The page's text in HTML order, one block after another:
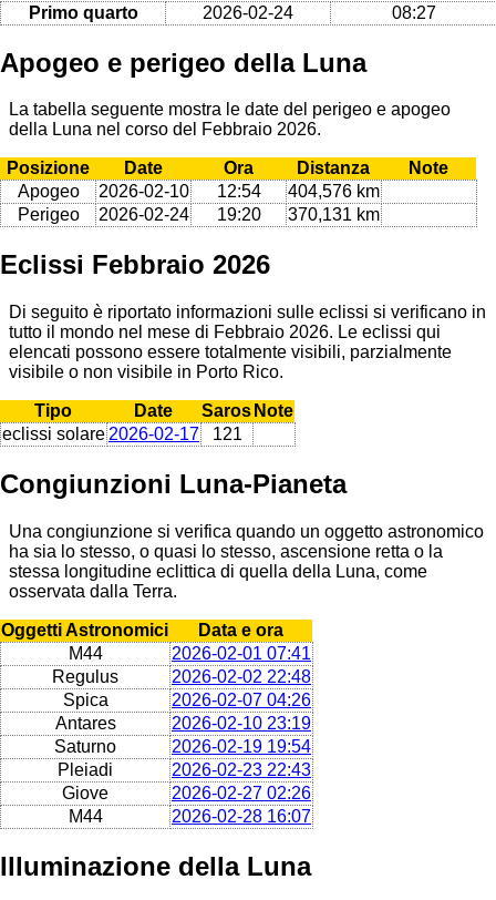
Primo quarto
2026-02-24 08:27
Apogeo e perigeo della Luna
La tabella seguente mostra le date del perigeo e apogeo
della Luna nel corso del Febbraio 2026.
Posizione Date Ora Distanza
Note
Apogeo
2026-02-10 12:54
404,576 km
Perigeo
2026-02-24 19:20 370,131 km
Eclissi Febbraio 2026
Di seguito è riportato informazioni sulle eclissi si verificano in
tutto il mondo nel mese di Febbraio 2026. Le eclissi qui
elencati possono essere totalmente visibili, parzialmente
visibile o non visibile in Porto Rico.
Tipo Date Saros Note
eclissi solare 2026-02-17 121
Congiunzioni Luna-Pianeta
Una congiunzione si verifica quando un oggetto astronomico
ha sia lo stesso, o quasi lo stesso, ascensione retta o la
stessa longitudine eclittica di quella della Luna, come
osservata dalla Terra.
Oggetti Astronomici
Data e ora
M44
2026-02-01 07:41
Regulus
2026-02-02 22:48
Spica
2026-02-07 04:26
Antares
2026-02-10 23:19
Saturno
2026-02-19 19:54
Pleiadi
2026-02-23 22:43
Giove
2026-02-27 02:26
M44
2026-02-28 16:07
Illuminazione della Luna